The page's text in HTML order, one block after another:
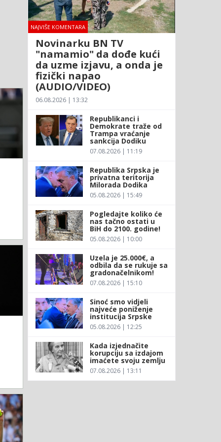
NAJVIŠE KOMENTARA
Novinarku BN TV
"namamio" da dođe kući
da uzme izjavu, a onda je
fizički napao
(AUDIO/VIDEO)
06.08.2026 | 13:32
Republikanci i
Demokrate traže od
Trampa vraćanje
sankcija Dodiku
07.08.2026 | 11:19
Republika Srpska je
privatna teritorija
Milorada Dodika
05.08.2026 | 15:49
Pogledajte koliko će
nas tačno ostati u
BiH do 2100. godine!
05.08.2026 | 10:00
Uzela je 25.000€, a
odbila da se rukuje sa
gradonačelnikom!
07.08.2026 | 15:10
Sinoć smo vidjeli
najveće poniženje
institucija Srpske
05.08.2026 | 12:25
Kada izjednačite
korupciju sa izdajom
imaćete svoju zemlju
07.08.2026 | 13:11